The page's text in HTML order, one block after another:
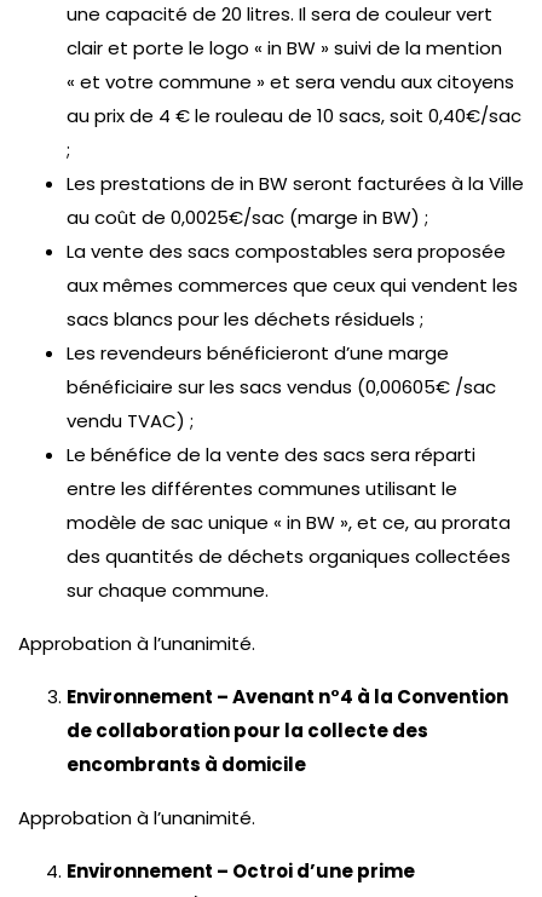
une capacité de 20 litres. Il sera de couleur vert
clair et porte le logo « in BW » suivi de la mention
« et votre commune » et sera vendu aux citoyens
au prix de 4 € le rouleau de 10 sacs, soit 0,40€/sac
;
Les prestations de in BW seront facturées à la Ville
au coût de 0,0025€/sac (marge in BW) ;
La vente des sacs compostables sera proposée
aux mêmes commerces que ceux qui vendent les
sacs blancs pour les déchets résiduels ;
Les revendeurs bénéficieront d’une marge
bénéficiaire sur les sacs vendus (0,00605€ /sac
vendu TVAC) ;
Le bénéfice de la vente des sacs sera réparti
entre les différentes communes utilisant le
modèle de sac unique « in BW », et ce, au prorata
des quantités de déchets organiques collectées
sur chaque commune.
Approbation à l’unanimité.
Environnement – Avenant n°4 à la Convention
de collaboration pour la collecte des
encombrants à domicile
Approbation à l’unanimité.
Environnement – Octroi d’une prime